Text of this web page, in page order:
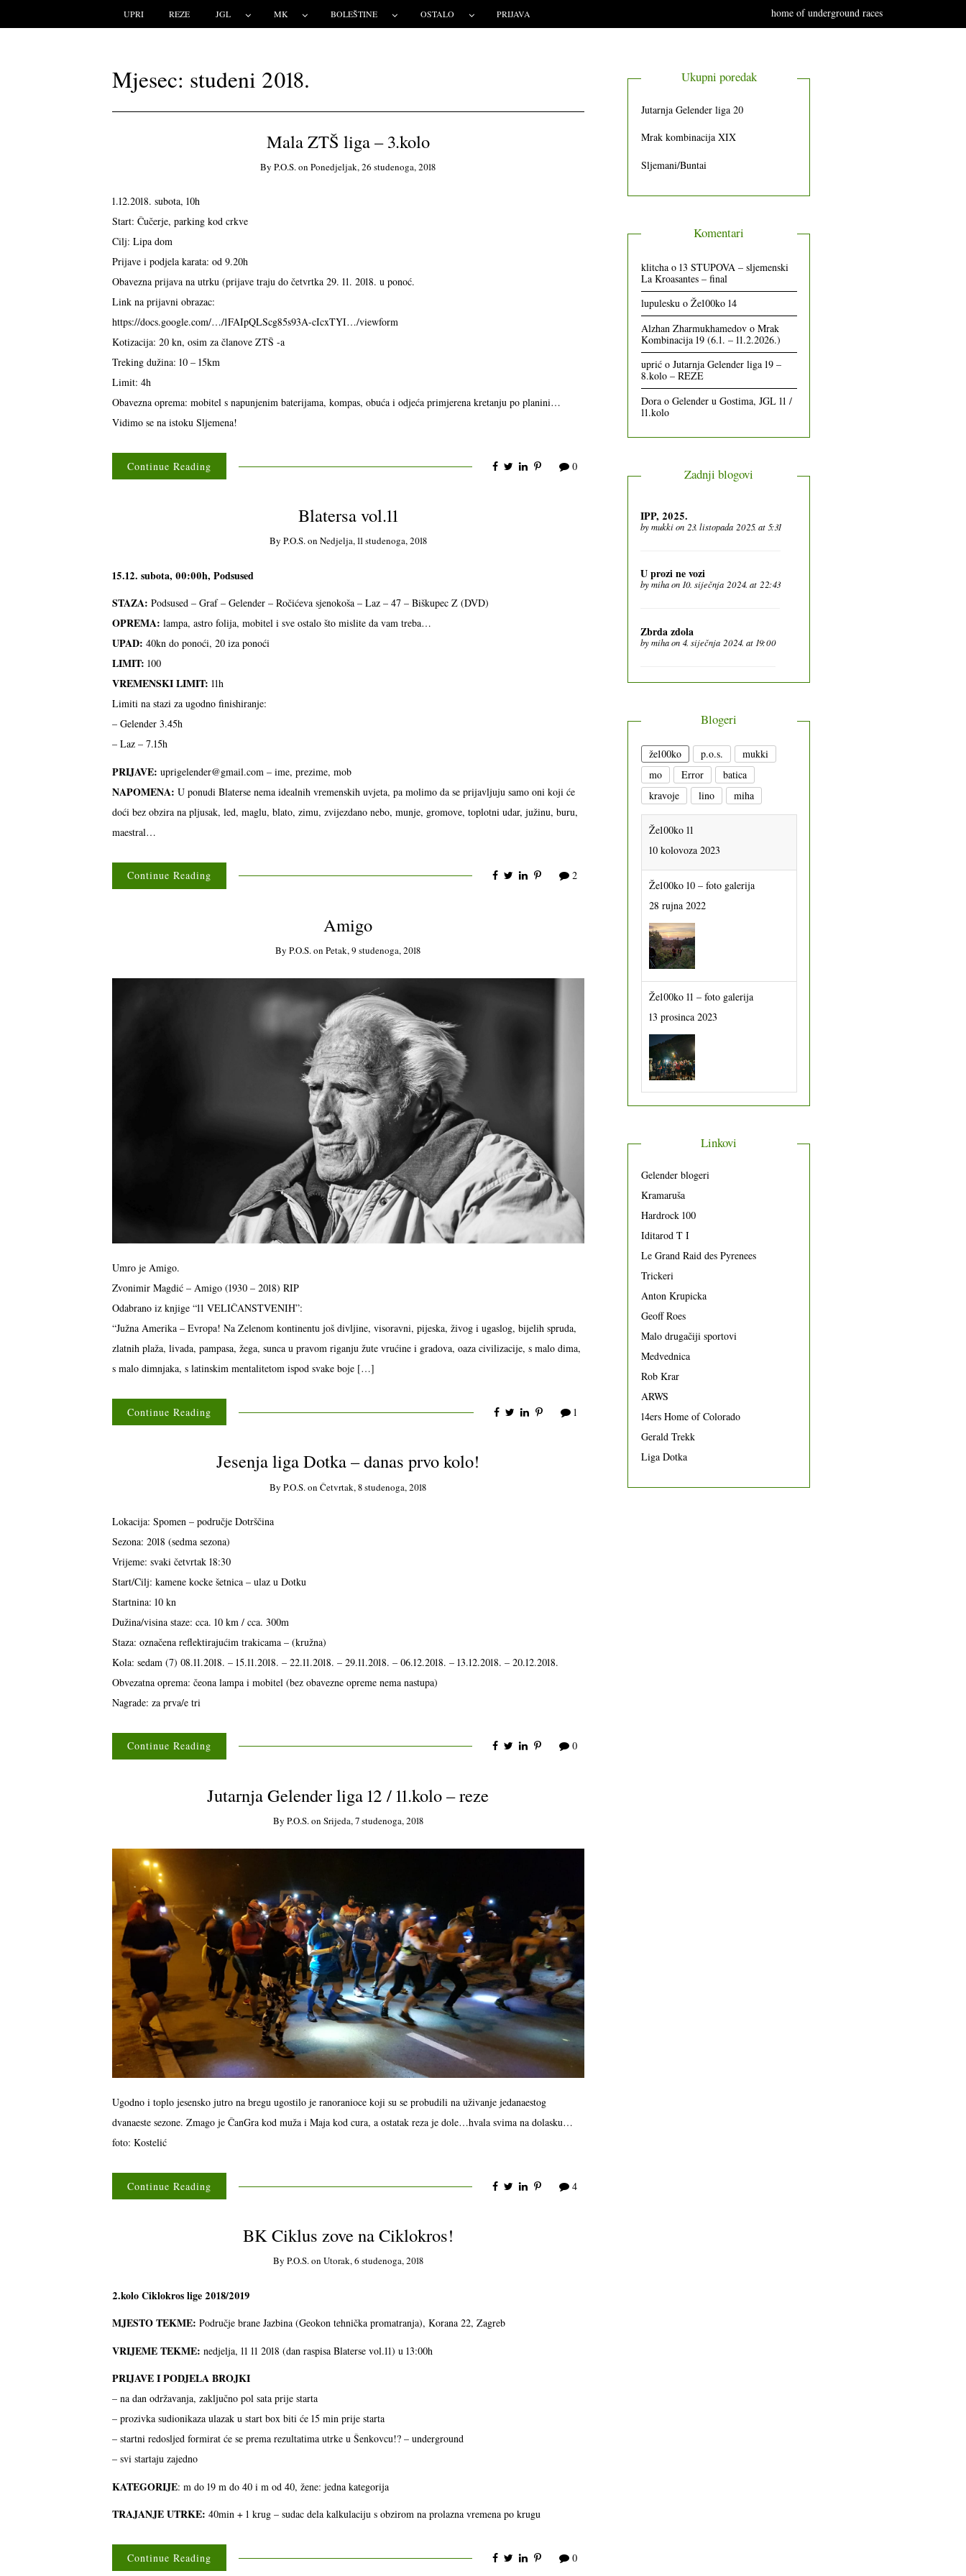
UPRI REZE JGL MK BOLEŠTINE OSTALO PRIJAVA home of underground races
Mjesec: studeni 2018.
Mala ZTŠ liga – 3.kolo
ByP.o.s.onPonedjeljak, 26 studenoga, 2018
1.12.2018. subota, 10h
Start: Čučerje, parking kod crkve
Cilj: Lipa dom
Prijave i podjela karata: od 9.20h
Obavezna prijava na utrku (prijave traju do četvrtka 29. 11. 2018. u ponoć.
Link na prijavni obrazac:
https://docs.google.com/…/1FAIpQLScg85s93A-cIcxTYI…/viewform
Kotizacija: 20 kn, osim za članove ZTŠ -a
Treking dužina: 10 – 15km
Limit: 4h
Obavezna oprema: mobitel s napunjenim baterijama, kompas, obuća i odjeća primjerena kretanju po planini…
Vidimo se na istoku Sljemena!
Continue Reading 0
Blatersa vol.11
By P.o.s.on Nedjelja, 11 studenoga, 2018
15.12. subota, 00:00h, Podsused
STAZA: Podsused – Graf – Gelender – Ročićeva sjenokoša – Laz – 47 – Biškupec Z (DVD)
OPREMA: lampa, astro folija, mobitel i sve ostalo što mislite da vam treba…
UPAD: 40kn do ponoći, 20 iza ponoći
LIMIT: 100
VREMENSKI LIMIT: 11h
Limiti na stazi za ugodno finishiranje:
– Gelender 3.45h
– Laz – 7.15h
PRIJAVE: uprigelender@gmail.com – ime, prezime, mob
NAPOMENA: U ponudi Blaterse nema idealnih vremenskih uvjeta, pa molimo da se prijavljuju samo oni koji će
doći bez obzira na pljusak, led, maglu, blato, zimu, zvijezdano nebo, munje, gromove, toplotni udar, južinu, buru,
maestral…
Continue Reading 2
Amigo
ByP.o.s.onPetak, 9 studenoga, 2018
Umro je Amigo.
Zvonimir Magdić – Amigo (1930 – 2018) RIP
Odabrano iz knjige “11 VELIČANSTVENIH”:
“Južna Amerika – Evropa! Na Zelenom kontinentu još divljine, visoravni, pijeska, živog i ugaslog, bijelih spruda,
zlatnih plaža, livada, pampasa, žega, sunca u pravom riganju žute vrućine i gradova, oaza civilizacije, s malo dima,
s malo dimnjaka, s latinskim mentalitetom ispod svake boje […]
Continue Reading 1
Jesenja liga Dotka – danas prvo kolo!
ByP.o.s. onČetvrtak, 8 studenoga, 2018
Lokacija: Spomen – područje Dotrščina
Sezona: 2018 (sedma sezona)
Vrijeme: svaki četvrtak 18:30
Start/Cilj: kamene kocke šetnica – ulaz u Dotku
Startnina: 10 kn
Dužina/visina staze: cca. 10 km / cca. 300m
Staza: označena reflektirajućim trakicama – (kružna)
Kola: sedam (7) 08.11.2018. – 15.11.2018. – 22.11.2018. – 29.11.2018. – 06.12.2018. – 13.12.2018. – 20.12.2018.
Obvezatna oprema: čeona lampa i mobitel (bez obavezne opreme nema nastupa)
Nagrade: za prva/e tri
Continue Reading 0
Jutarnja Gelender liga 12 / 11.kolo – reze
By P.o.s.on Srijeda, 7 studenoga, 2018
Ugodno i toplo jesensko jutro na bregu ugostilo je ranoranioce koji su se probudili na uživanje jedanaestog
dvanaeste sezone. Zmago je ČanGra kod muža i Maja kod cura, a ostatak reza je dole…hvala svima na dolasku…
foto: Kostelić
Continue Reading 4
BK Ciklus zove na Ciklokros!
By P.o.s.on Utorak, 6 studenoga, 2018
2.kolo Ciklokros lige 2018/2019
MJESTO TEKME: Područje brane Jazbina (Geokon tehnička promatranja), Korana 22, Zagreb
VRIJEME TEKME: nedjelja, 11 11 2018 (dan raspisa Blaterse vol.11) u 13:00h
PRIJAVE I PODJELA BROJKI
– na dan održavanja, zaključno pol sata prije starta
– prozivka sudionikaza ulazak u start box biti će 15 min prije starta
– startni redosljed formirat će se prema rezultatima utrke u Šenkovcu!? – underground
– svi startaju zajedno
KATEGORIJE: m do 19 m do 40 i m od 40, žene: jedna kategorija
TRAJANJE UTRKE: 40min + 1 krug – sudac dela kalkulaciju s obzirom na prolazna vremena po krugu
Continue Reading 0
Ukupni poredak
Jutarnja Gelender liga 20
Mrak kombinacija XIX
Sljemani/Buntai
Komentari
klitchao 13 STUPOVA – sljemenski
La Kroasantes – final
lupuleskuo Že100ko 14
Alzhan Zharmukhamedovo Mrak
Kombinacija 19 (6.1. – 11.2.2026.)
uprićo Jutarnja Gelender liga 19 –
8.kolo – REZE
Dorao Gelender u Gostima, JGL 11 /
11.kolo
Zadnji blogovi
IPP, 2025.
bymukkion 23. listopada 2025. at 5:31
U prozi ne vozi
bymihaon 10. siječnja 2024. at 22:43
Zbrda zdola
bymihaon 4. siječnja 2024. at 19:00
Blogeri
že100ko p.o.s.
mukki
mo
Error
batica
kravoje
lino miha
Že100ko 11
10 kolovoza 2023
Že100ko 10 – foto galerija
28 rujna 2022
Že100ko 11 – foto galerija
13 prosinca 2023
Linkovi
Gelender blogeri
Kramaruša
Hardrock 100
Iditarod T I
Le Grand Raid des Pyrenees
Trickeri
Anton Krupicka
Geoff Roes
Malo drugačiji sportovi
Medvednica
Rob Krar
ARWS
14ers Home of Colorado
Gerald Trekk
Liga Dotka